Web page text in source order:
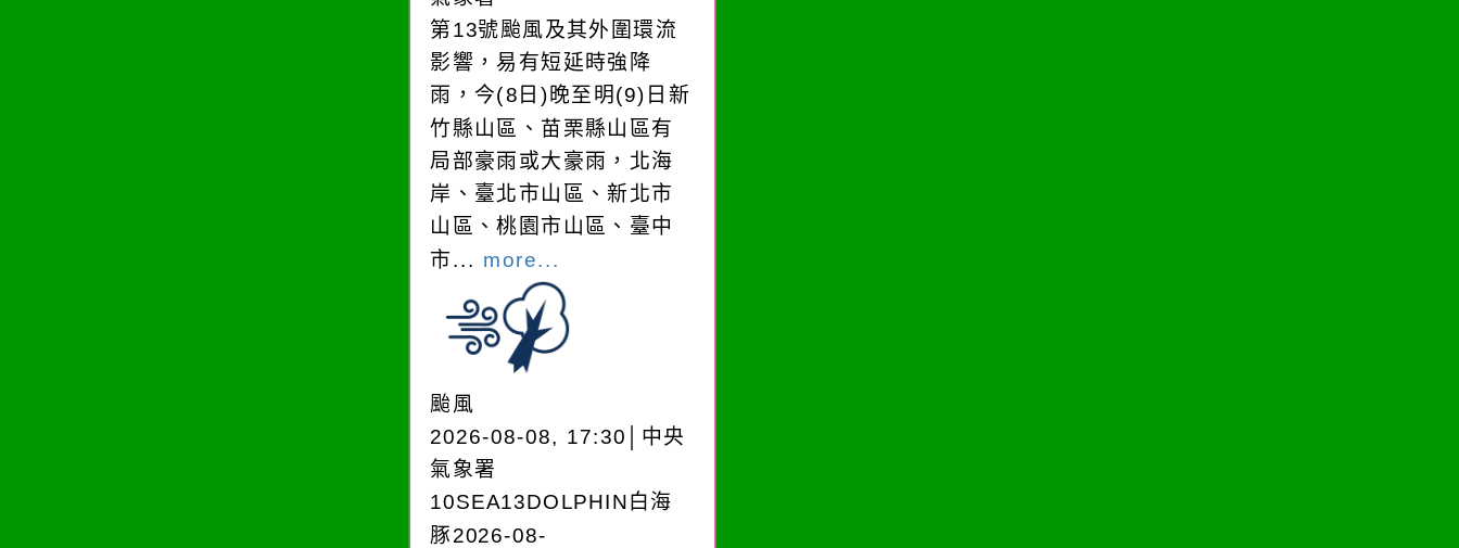
第13號颱風及其外圍環流
影響，易有短延時強降
雨，今(8日)晚至明(9)日新
竹縣山區、苗栗縣山區有
局部豪雨或大豪雨，北海
岸、臺北市山區、新北市
山區、桃園市山區、臺中
市... more...
颱風
2026-08-08, 17:30│中央
氣象署
10SEA13DOLPHIN白海
豚2026-08-